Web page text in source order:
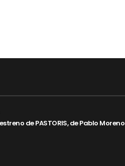
de PASTORIS, de Pablo Moreno